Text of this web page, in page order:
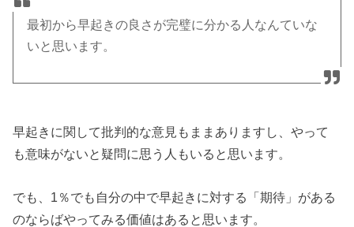
最初から早起きの良さが完璧に分かる人なんていな
いと思います。
早起きに関して批判的な意見もままありますし、やって
も意味がないと疑問に思う人もいると思います。
でも、1％でも自分の中で早起きに対する「期待」がある
のならばやってみる価値はあると思います。